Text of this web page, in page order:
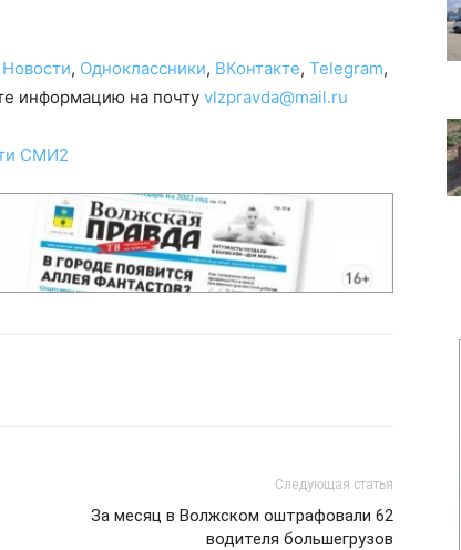
Новости, Одноклассники, ВКонтакте, Telegram,
информацию на почту vlzpravda@mail.ru
СМИ2
Следующая статья
За месяц в Волжском оштрафовали 62
водителя большегрузов